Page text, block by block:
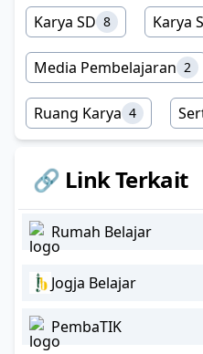
Karya SD 8 Karya
Media Pembelajaran 2
Ruang Karya 4
🔗 Link Terkait
Rumah Belajar
Jogja Belajar
PembaTIK